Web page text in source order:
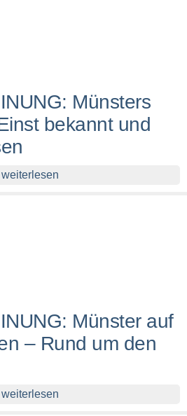
Münsters
bekannt und
weiterlesen
Münster auf
– Rund um den
weiterlesen